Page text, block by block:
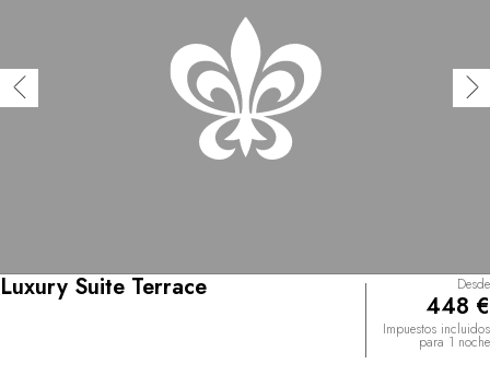
Luxury Suite Terrace Desde
448 €
Impuestos incluidos
para 1 noche